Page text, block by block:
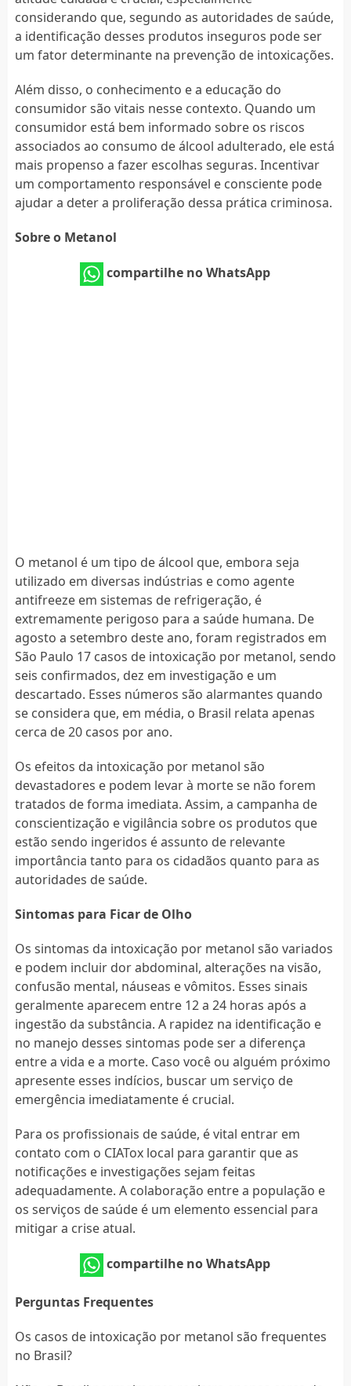
considerando que, segundo as autoridades de saúde,
a identificação desses produtos inseguros pode ser
um fator determinante na prevenção de intoxicações.
Além disso, o conhecimento e a educação do
consumidor são vitais nesse contexto. Quando um
consumidor está bem informado sobre os riscos
associados ao consumo de álcool adulterado, ele está
mais propenso a fazer escolhas seguras. Incentivar
um comportamento responsável e consciente pode
ajudar a deter a proliferação dessa prática criminosa.
Sobre o Metanol
compartilhe no WhatsApp
O metanol é um tipo de álcool que, embora seja
utilizado em diversas indústrias e como agente
antifreeze em sistemas de refrigeração, é
extremamente perigoso para a saúde humana. De
agosto a setembro deste ano, foram registrados em
São Paulo 17 casos de intoxicação por metanol, sendo
seis confirmados, dez em investigação e um
descartado. Esses números são alarmantes quando
se considera que, em média, o Brasil relata apenas
cerca de 20 casos por ano.
Os efeitos da intoxicação por metanol são
devastadores e podem levar à morte se não forem
tratados de forma imediata. Assim, a campanha de
conscientização e vigilância sobre os produtos que
estão sendo ingeridos é assunto de relevante
importância tanto para os cidadãos quanto para as
autoridades de saúde.
Sintomas para Ficar de Olho
Os sintomas da intoxicação por metanol são variados
e podem incluir dor abdominal, alterações na visão,
confusão mental, náuseas e vômitos. Esses sinais
geralmente aparecem entre 12 a 24 horas após a
ingestão da substância. A rapidez na identificação e
no manejo desses sintomas pode ser a diferença
entre a vida e a morte. Caso você ou alguém próximo
apresente esses indícios, buscar um serviço de
emergência imediatamente é crucial.
Para os profissionais de saúde, é vital entrar em
contato com o CIATox local para garantir que as
notificações e investigações sejam feitas
adequadamente. A colaboração entre a população e
os serviços de saúde é um elemento essencial para
mitigar a crise atual.
compartilhe no WhatsApp
Perguntas Frequentes
Os casos de intoxicação por metanol são frequentes
no Brasil?